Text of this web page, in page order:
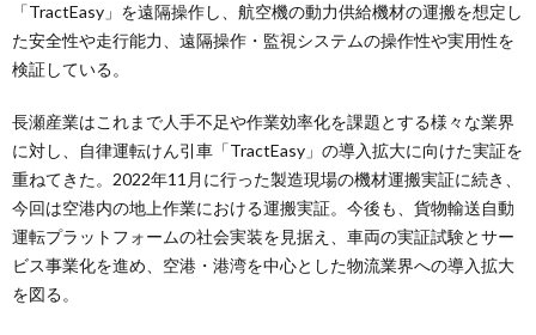
「TractEasy」を遠隔操作し、航空機の動力供給機材の運搬を想定し
た安全性や走行能力、遠隔操作・監視システムの操作性や実用性を
検証している。
長瀬産業はこれまで人手不足や作業効率化を課題とする様々な業界
に対し、自律運転けん引車「TractEasy」の導入拡大に向けた実証を
重ねてきた。2022年11月に行った製造現場の機材運搬実証に続き、
今回は空港内の地上作業における運搬実証。今後も、貨物輸送自動
運転プラットフォームの社会実装を見据え、車両の実証試験とサー
ビス事業化を進め、空港・港湾を中心とした物流業界への導入拡大
を図る。